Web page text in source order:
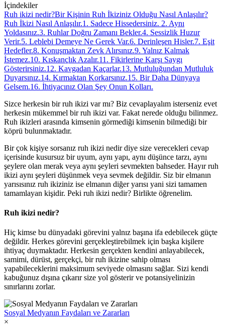
İçindekiler
Ruh ikizi nedir?Bir Kişinin Ruh İkiziniz Olduğu Nasıl Anlaşılır?
Ruh İkizi Nasıl Anlaşılır.1. Sadece Hissedersiniz. 2. Aynı
Yoldasınız.3. Ruhlar Doğru Zamanı Bekler.4. Sessizlik Huzur
Verir.5. Leblebi Demeye Ne Gerek Var.6. Derinleşen Hisler.7. Eşit
Hedefler.8. Konuşmaktan Zevk Alırsınız.9. Yalnız Kalmak
İstemez.10. Kıskançlık Azalır.11. Fikirlerine Karşı Saygı
Gösterirsiniz.12. Kavgadan Kaçarlar.13. Mutluluğundan Mutluluk
Duyarsınız.14. Kırmaktan Korkarsınız.15. Bir Daha Dünyaya
Gelsem.16. İhtiyacınız Olan Şey Onun Kolları.
Sizce herkesin bir ruh ikizi var mı? Biz cevaplayalım isterseniz evet
herkesin mükemmel bir ruh ikizi var. Fakat nerede olduğu bilinmez.
Ruh ikizleri arasında kimsenin görmediği kimsenin bilmediği bir
köprü bulunmaktadır.
Bir çok kişiye sorsanız ruh ikizi nedir diye size verecekleri cevap
içerisinde kusursuz bir uyum, aynı yapı, aynı düşünce tarzı, aynı
şeylere olan merak veya aynı şeyleri sevmekten bahseder. Hayır ruh
ikizi aynı şeyleri düşünmek veya sevmek değildir. Siz bir elmanın
yarısısınız ruh ikiziniz ise elmanın diğer yarısı yani sizi tamamen
tamamlayan kişidir. Peki ruh ikizi nedir? Birlikte öğrenelim.
Ruh ikizi nedir?
Hiç kimse bu dünyadaki görevini yalnız başına ifa edebilecek güçte
değildir. Herkes görevini gerçekleştirebilmek için başka kişilere
ihtiyaç duymaktadır. Herkesin gerçekten kendini anlayabilecek,
samimi, dürüst, gerçekçi, bir ruh ikizine sahip olması
yapabileceklerini maksimum seviyede olmasını sağlar. Sizi kendi
kabuğunuz dışına çıkarır size yol gösterir ve potansiyelinizin
sınırlarını zorlar.
Sosyal Medyanın Faydaları ve Zararları
×